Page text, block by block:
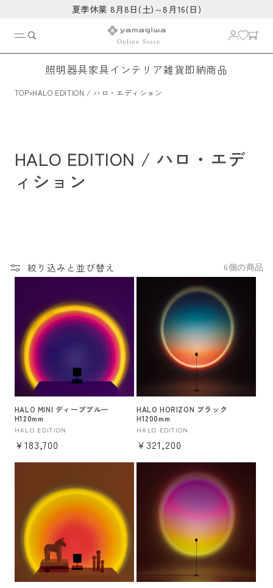
夏季休業 8月8日(土)～8月16(日)
照明器具家具インテリア雑貨即納商品
TOP›HALO EDITION / ハロ・エディション
HALO EDITION / ハロ・エデ
ィション
絞り込みと並び替え 6個の商品
HALO MINI ディープブルー
H120mm
販
売
HALO EDITION
通
常
¥183,700
HALO HORIZON ブラック
H1200mm
販
売
HALO EDITION
通
常
¥321,200